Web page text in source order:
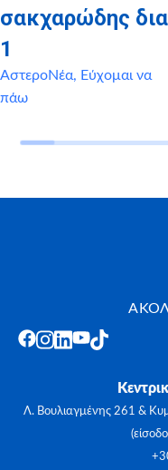
σακχαρώδης
1
ΑστεροΝέα, Εύχομαι να
πάω
Λ. Βουλιαγμένης 261